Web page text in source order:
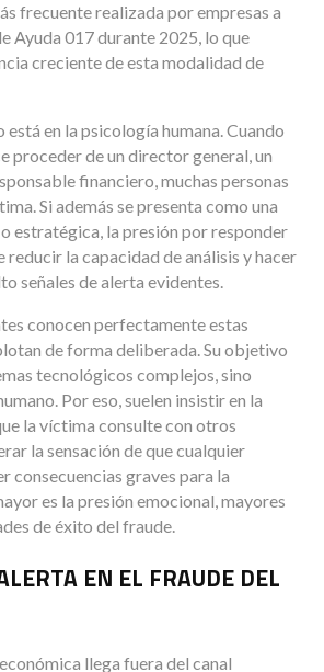
frecuente realizada por empresas a
Ayuda 017 durante 2025, lo que
creciente de esta modalidad de
está en la psicología humana. Cuando
proceder de un director general, un
financiero, muchas personas
Si además se presenta como una
estratégica, la presión por responder
reducir la capacidad de análisis y hacer
señales de alerta evidentes.
conocen perfectamente estas
de forma deliberada. Su objetivo
tecnológicos complejos, sino
Por eso, suelen insistir en la
la víctima consulte con otros
la sensación de que cualquier
consecuencias graves para la
es la presión emocional, mayores
de éxito del fraude.
EN EL FRAUDE DEL
llega fuera del canal